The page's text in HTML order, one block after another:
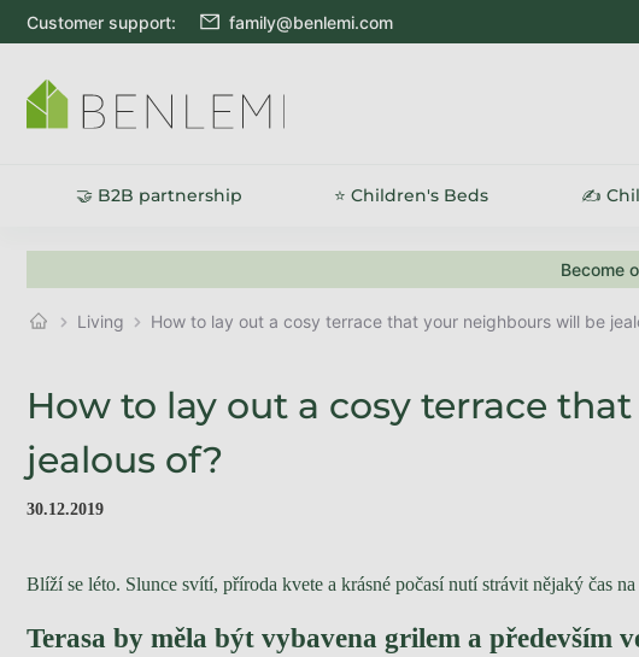
Skip to content
Become
Customer support: family@benlemi.com
🤝 B2B partnership ⭐ Children's Beds ✍️
Living How to lay out a cosy terrace that your neighbours will be
How to lay out a cosy terrace
jealous of?
30.12.2019
Blíží se léto. Slunce svítí, příroda kvete a krásné počasí nutí strávit nějaký čas
Terasa by měla být vybavena grilem a především